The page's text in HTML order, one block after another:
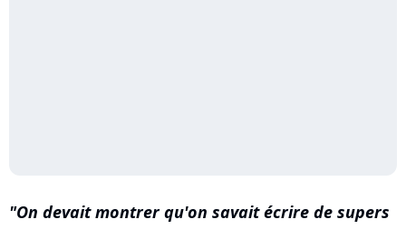
On devait montrer qu'on savait écrire de supers